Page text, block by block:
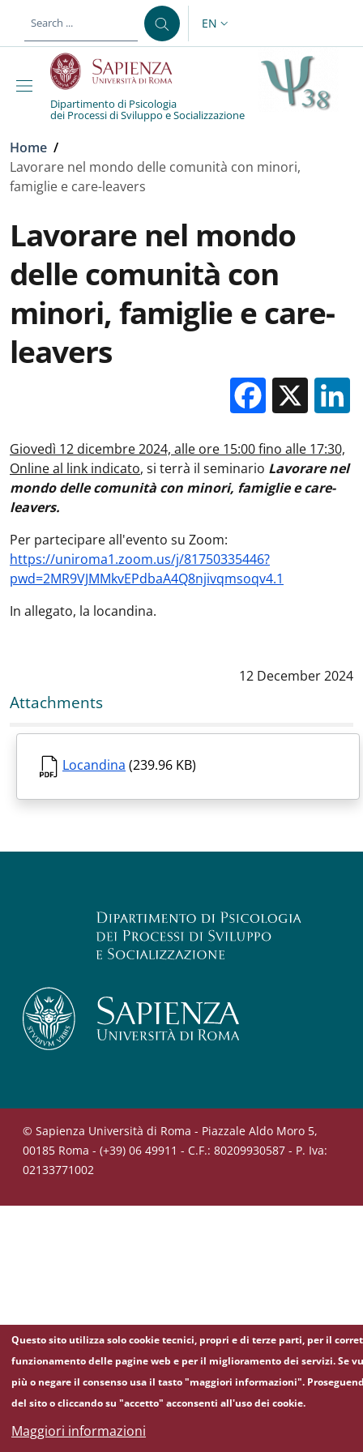
LANGUAGE SWITCHER:
EN
Dipartimento di Psicologia
dei Processi di Sviluppo e Socializzazione
Breadcrumb
Home /
Lavorare nel mondo delle comunità con minori,
famiglie e care-leavers
Lavorare nel mondo
delle comunità con
minori, famiglie e care-
leavers
X
Giovedì 12 dicembre 2024, alle ore 15:00 fino alle 17:30,
Online al link indicato, si terrà il seminario Lavorare nel
mondo delle comunità con minori, famiglie e care-
leavers.
Per partecipare all'evento su Zoom:
https://uniroma1.zoom.us/j/81750335446?
pwd=2MR9VJMMkvEPdbaA4Q8njivqmsoqv4.1
In allegato, la locandina.
Data notizia:
12 December 2024
Attachments
Locandina (239.96 KB)
© Sapienza Università di Roma - Piazzale Aldo Moro 5,
00185 Roma - (+39) 06 49911 - C.F.: 80209930587 - P. Iva:
02133771002
Questo sito utilizza solo cookie tecnici, propri e di terze parti, per il
funzionamento delle pagine web e per il miglioramento dei servizi. Se
più o negare il consenso usa il tasto "maggiori informazioni".
del sito o cliccando su "accetto" acconsenti all'uso dei cookie.
Maggiori informazioni